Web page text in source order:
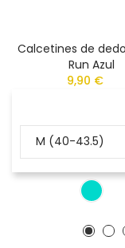
Calcetines de
Run Azul
9,90 €